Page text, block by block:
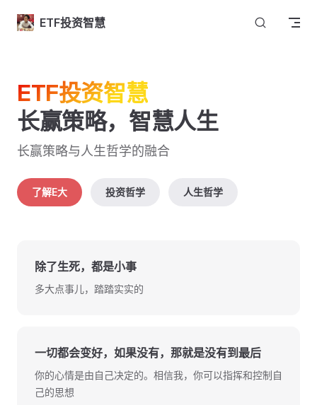
Skip to content
ETF投资智慧
ETF投资智慧
长赢策略，智慧人生
长赢策略与人生哲学的融合
了解E大 投资哲学 人生哲学
除了生死，都是小事
多大点事儿，踏踏实实的
一切都会变好，如果没有，那就是没有到最后
你的心情是由自己决定的。相信我，你可以指挥和控制自
己的思想